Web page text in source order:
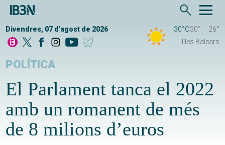
Divendres, 07 d'agost de 2026 30°C30°
26°
Illes Balears
POLÍTICA
El Parlament tanca el 2022
amb un romanent de més
de 8 milions d’euros